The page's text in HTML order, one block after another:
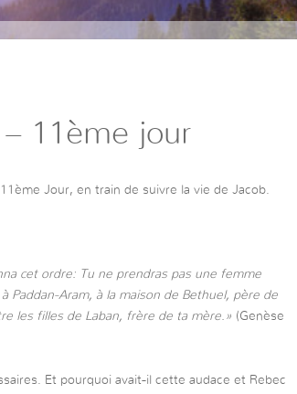
11ème jour
Jour, en train de suivre la vie de Jacob.
cet ordre: Tu ne prendras pas une femme
Paddan-Aram, à la maison de Bethuel, père de
les filles de Laban, frère de ta mère.» (Genèse
Et pourquoi avait-il cette audace et Rebec